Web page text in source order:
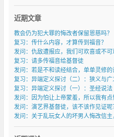
近期文章
教会仍为犯大罪的悔改者保留恩慈吗？
复习：传什么内容，才算传到福音？
发问：仇敌遭报应，我们可欢喜或不可
复习：请多传福音给基督徒
发问：若是不和读经结合，单单灵修的
复习：异端定义探讨（二）：狭义与
复习：异端定义探讨（一）：圣经说法
发问：因为怕让上帝蒙羞，所以我有
发问：演艺界基督徒，该不该作见证呢
发问：关于乱玩女人的坏男人悔改信